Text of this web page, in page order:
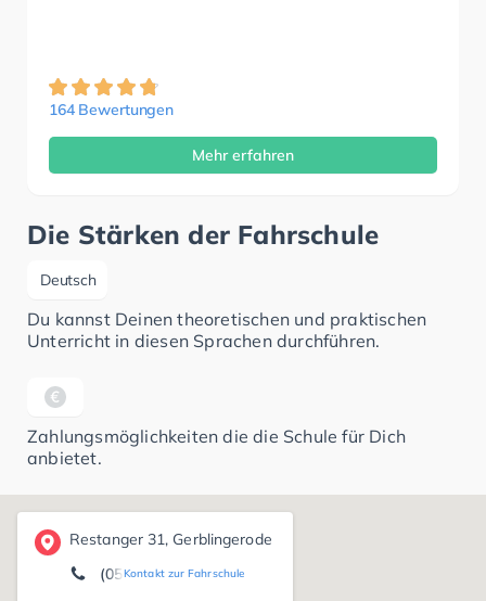
164 Bewertungen
Mehr erfahren
Die Stärken der Fahrschule
Deutsch
Du kannst Deinen theoretischen und praktischen
Unterricht in diesen Sprachen durchführen.
Zahlungsmöglichkeiten die die Schule für Dich
anbietet.
Restanger 31, Gerblingerode
Kontakt zur Fahrschule
(05527) 54 21